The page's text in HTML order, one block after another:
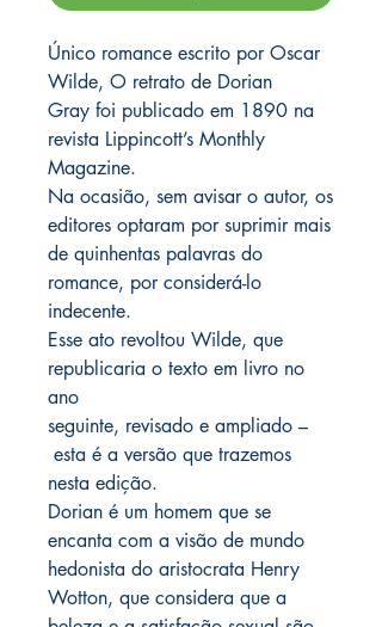
Único romance escrito por Oscar
Wilde, O retrato de Dorian
Gray foi publicado em 1890 na
revista Lippincott’s Monthly
Magazine.
Na ocasião, sem avisar o autor, os
editores optaram por suprimir mais
de quinhentas palavras do
romance, por considerá-lo
indecente.
Esse ato revoltou Wilde, que
republicaria o texto em livro no
ano
seguinte, revisado e ampliado –
esta é a versão que trazemos
nesta edição.
Dorian é um homem que se
encanta com a visão de mundo
hedonista do aristocrata Henry
Wotton, que considera que a